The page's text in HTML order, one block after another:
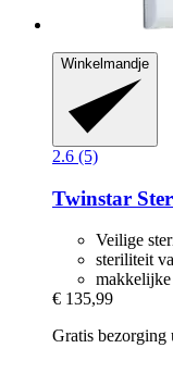
Winkelmandje
2.6 (5)
Twinstar
Veilige
steriliteit
€ 135,99
Gratis bezorging